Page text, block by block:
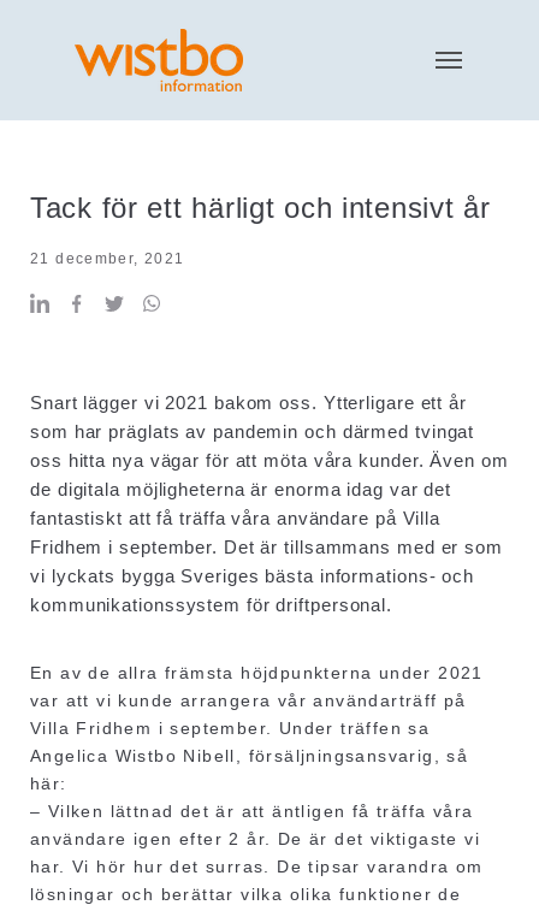
Tack för ett härligt och intensivt år
21 december, 2021
Snart lägger vi 2021 bakom oss. Ytterligare ett år
som har präglats av pandemin och därmed tvingat
oss hitta nya vägar för att möta våra kunder. Även om
de digitala möjligheterna är enorma idag var det
fantastiskt att få träffa våra användare på Villa
Fridhem i september. Det är tillsammans med er som
vi lyckats bygga Sveriges bästa informations- och
kommunikationssystem för driftpersonal.
En av de allra främsta höjdpunkterna under 2021
var att vi kunde arrangera vår användarträff på
Villa Fridhem i september. Under träffen sa
Angelica Wistbo Nibell, försäljningsansvarig, så
här:
– Vilken lättnad det är att äntligen få träffa våra
användare igen efter 2 år. De är det viktigaste vi
har. Vi hör hur det surras. De tipsar varandra om
lösningar och berättar vilka olika funktioner de